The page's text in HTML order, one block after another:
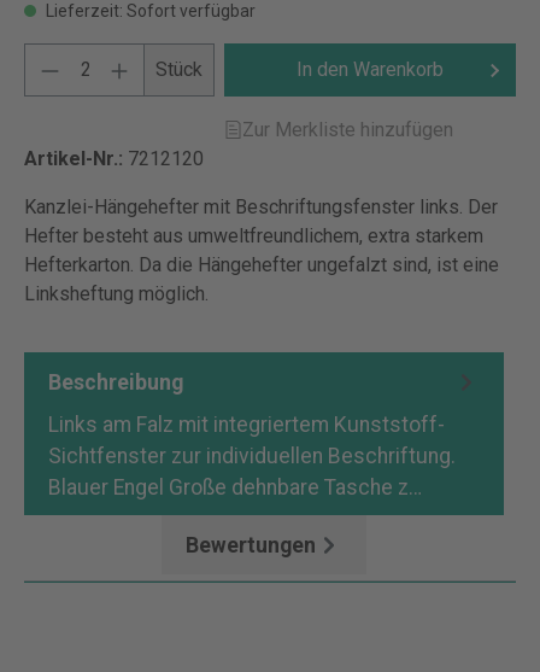
Lieferzeit: Sofort verfügbar
Stück In den Warenkorb
Zur Merkliste hinzufügen
Artikel-Nr.: 7212120
Kanzlei-Hängehefter mit Beschriftungsfenster links. Der
Hefter besteht aus umweltfreundlichem, extra starkem
Hefterkarton. Da die Hängehefter ungefalzt sind, ist eine
Linksheftung möglich.
Beschreibung
Links am Falz mit integriertem Kunststoff-
Sichtfenster zur individuellen Beschriftung.
Blauer Engel Große dehnbare Tasche z…
Bewertungen